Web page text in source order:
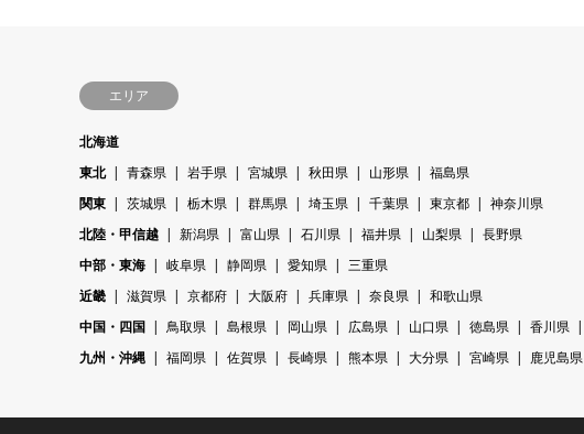
エリア
北海道
東北
青森県 岩手県 宮城県 秋田県 山形県
福島県
関東
茨城県 栃木県 群馬県 埼玉県 千葉県 東京都
神奈川県
北陸・甲信越
新潟県 富山県 石川県 福井県 山梨県
長野県
中部・東海
岐阜県 静岡県 愛知県
三重県
近畿
滋賀県 京都府 大阪府 兵庫県 奈良県
和歌山県
中国・四国
鳥取県 島根県 岡山県 広島県 山口県 徳島県 香川県
九州・沖縄
福岡県 佐賀県 長崎県 熊本県 大分県 宮崎県 鹿児島県